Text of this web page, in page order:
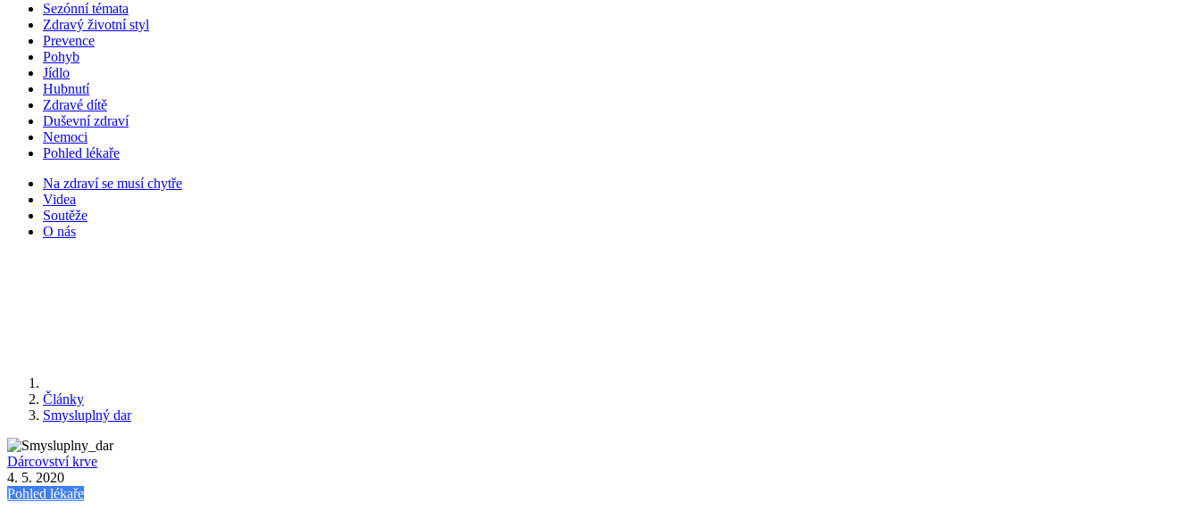
Sezónní témata
Zdravý životní styl
Prevence
Pohyb
Jídlo
Hubnutí
Zdravé dítě
Duševní zdraví
Nemoci
Pohled lékaře
Na zdraví se musí chytře
Videa
Soutěže
O nás
Články
Smysluplný dar
Dárcovství krve
4. 5. 2020
Pohled lékaře